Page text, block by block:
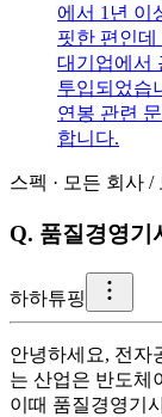
에서 1년 이
핏한 편인
대기업에서
투입되었습
연봉 관련
합니다.
스펙 · 모든 회사 /
Q. 품질경영기
하하튜핑
안녕하세요, 전자
는 산업은 반도체
이때 품질경영기